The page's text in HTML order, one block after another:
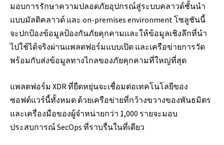
มอบการรักษาความปลอดภัยอุปกรณ์สู่ระบบคลาวด์ชั้นนํา
แบบมัลติคลาวด์ และ on-premises environment โซลูชันนี้
จะปกป้องข้อมูลป้องกันภัยคุกคามและให้ข้อมูลเชิงลึกที่นํา
ไปใช้ได้จริงผ่านแพลตฟอร์มแบบเปิด และเครือข่ายการวัด
พร้อมกับส่งข้อมูลทางไกลของภัยคุกคามที่ใหญ่ที่สุด
แพลตฟอร์ม XDR ที่ยืดหยุ่นจะเชื่อมต่อเทคโนโลยีของ
ซอฟต์แวร์นี้ทั้งหมด ด้วยเครือข่ายที่กว้างขวางของพันธมิตร
และเครื่องมือของผู้จําหน่ายกว่า 1,000 รายจะมอบ
ประสบการณ์ SecOps ที่ราบรื่นในที่เดียว